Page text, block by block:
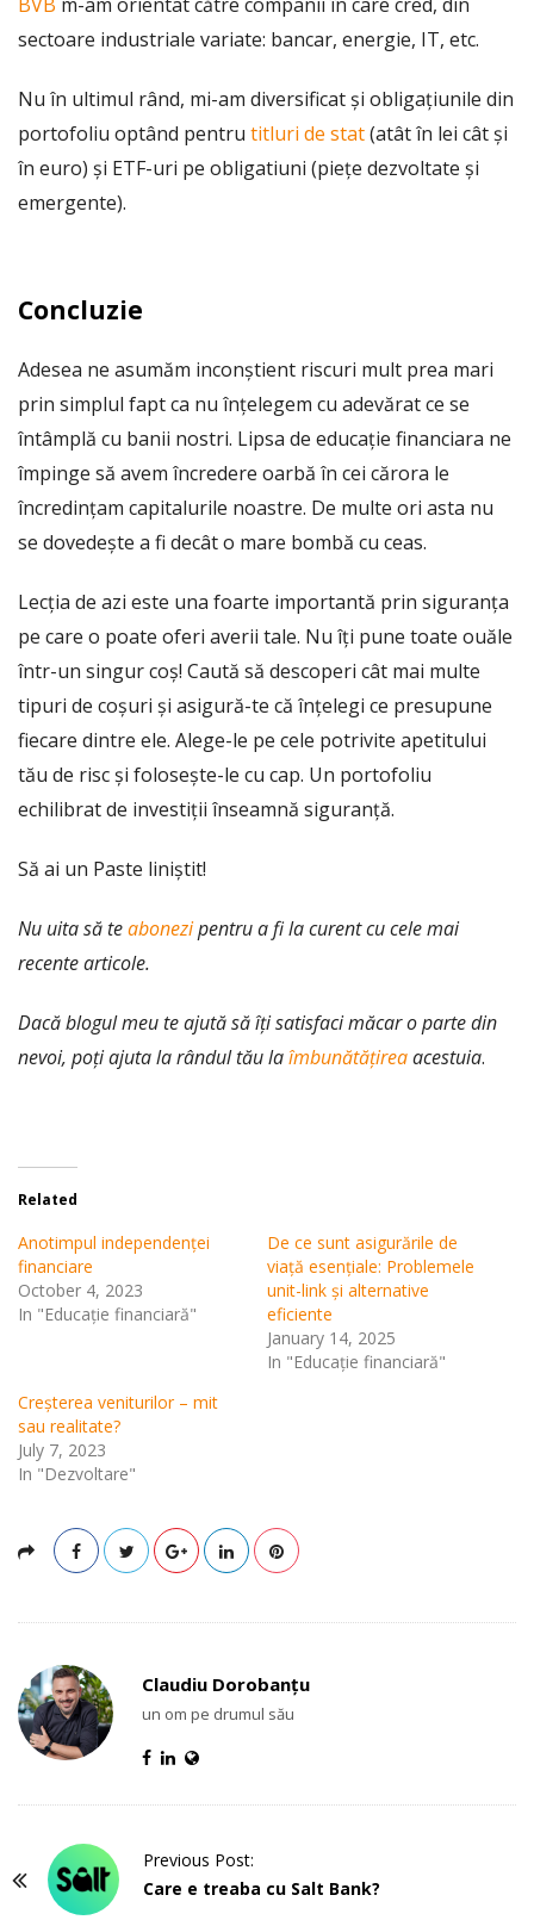
sectoare industriale variate: bancar, energie, IT, etc.
Nu în ultimul rând, mi-am diversificat și obligațiunile din
portofoliu optând pentru titluri de stat(atât în lei cât și
în euro) și ETF-uri pe obligatiuni (piețe dezvoltate și
emergente).
Concluzie
Adesea ne asumăm inconștient riscuri mult prea mari
prin simplul fapt ca nu înțelegem cu adevărat ce se
întâmplă cu banii nostri. Lipsa de educație financiara ne
împinge să avem încredere oarbă în cei cărora le
încredințam capitalurile noastre. De multe ori asta nu
se dovedește a fi decât o mare bombă cu ceas.
Lecția de azi este una foarte importantă prin siguranța
pe care o poate oferi averii tale. Nu îți pune toate ouăle
într-un singur coș! Caută să descoperi cât mai multe
tipuri de coșuri și asigură-te că înțelegi ce presupune
fiecare dintre ele. Alege-le pe cele potrivite apetitului
tău de risc și folosește-le cu cap. Un portofoliu
echilibrat de investiții înseamnă siguranță.
Să ai un Paste liniștit!
Nu uita să teabonezipentru a fi la curent cu cele mai
recente articole.
Dacă blogul meu te ajută să îți satisfaci măcar o parte din
nevoi, poți ajuta la rândul tău laîmbunătățireaacestuia.
Related
Anotimpul independenței
financiare
October 4, 2023
In "Educație financiară"
De ce sunt asigurările de
viață esențiale: Problemele
unit-link și alternative
eficiente
January 14, 2025
In "Educație financiară"
Creșterea veniturilor – mit
sau realitate?
July 7, 2023
In "Dezvoltare"
Claudiu Dorobanțu
un om pe drumul său
Previous Post:
Care e treaba cu Salt Bank?